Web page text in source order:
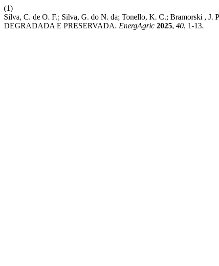
(1)
Silva, C. de O. F.; Silva, G. do N. da; Tonello, K. C.; Bramorski
DEGRADADA E PRESERVADA. EnergAgric 2025, 40, 1-13.